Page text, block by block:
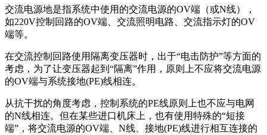
交流电源地是指系统中使用的交流电源的OV端（或N线），
如220V控制回路的OV端、交流照明电路、交流指示灯的OV
端等。
在交流控制回路使用隔离变压器时，出于“电击防护”等方面的
考虑，为了让变压器起到“隔离”作用，原则上不应将交流电源
的OV端与系统接地(PE)线相连。
从抗干扰的角度考虑，控制系统的PE线原则上也不应与电网
的N线相连。但在某些进口机床上，也有使用特殊的“短接
端”，将交流电源的OV端、N线、接地(PE)线进行相互连接的